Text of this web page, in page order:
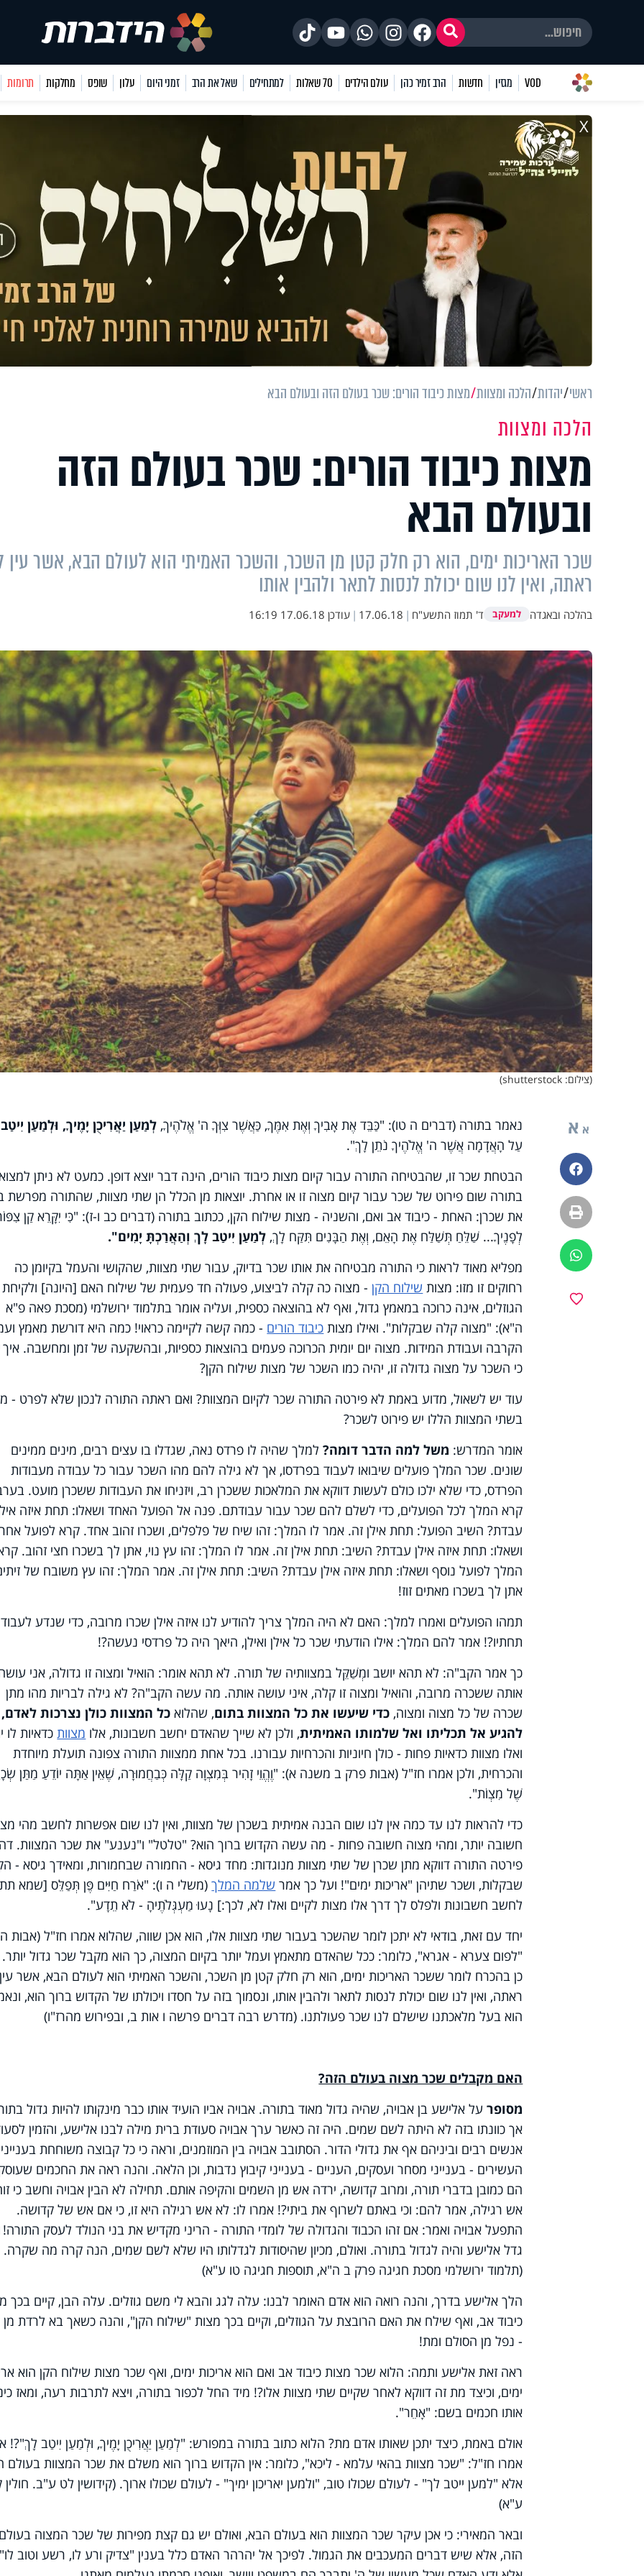
VOD מגזין חדשות הרב זמיר כהן עולם הילדים 70 שאלות למתחילים שאל את הרב זמני היום עלון שופס מחלקות תרומות
X
ראשי יהדות הלכה ומצוות מצות כיבוד הורים: שכר בעולם הזה ובעולם הבא
הלכה ומצוות
מצות כיבוד הורים: שכר בעולם הזה
ובעולם הבא
שכר האריכות ימים, הוא רק חלק קטן מן השכר, והשכר האמיתי הוא לעולם הבא, אשר עין
ראתה, ואין לנו שום יכולת לנסות לתאר ולהבין אותו
בהלכה ובאגדה למעקב ד' תמוז התשע"ח |
17.06.18
| עודכן 17.06.18 16:19
(צילום: shutterstock)
א א
פייסבוק
הדפסה
ווטסאפ
נאמר בתורה (דברים ה טו): "כַּבֵּד אֶת אָבִיךָ וְאֶת אִמֶּךָ, כַּאֲשֶׁר צִוְּךָ ה' אֱלֹהֶיךָ, לְמַעַן יַאֲרִיכֻן יָמֶיךָ, וּלְמַעַן
עַל הָאֲדָמָה אֲשֶׁר ה' אֱלֹהֶיךָ נֹתֵן לָךְ".
הבטחת שכר זו, שהבטיחה התורה עבור קיום מצות כיבוד הורים, הינה דבר יוצא דופן. כמעט לא ניתן
בתורה שום פירוט של שכר עבור קיום מצוה זו או אחרת. יוצאות מן הכלל הן שתי מצוות, שהתורה מפרשת
את שכרן: האחת - כיבוד אב ואם, והשניה - מצות שילוח הקן, ככתוב בתורה (דברים כב ו-ז): "כִּי יִקָּרֵא קַן
לְפָנֶיךָ... שַׁלֵּחַ תְּשַׁלַּח אֶת הָאֵם, וְאֶת הַבָּנִים תִּקַּח לָךְ, לְמַעַן יִיטַב לָךְ וְהַאֲרַכְתָּ יָמִים".
מפליא מאוד לראות כי התורה מבטיחה את אותו שכר בדיוק, עבור שתי מצוות, שהקושי והעמל בקיומן כה
רחוקים זו מזו: מצות שילוח הקן- מצוה כה קלה לביצוע, פעולה חד פעמית של שילוח האם [היונה] ולקיחת
הגוזלים, אינה כרוכה במאמץ גדול, ואף לא בהוצאה כספית, ועליה אומר בתלמוד ירושלמי (מסכת פאה פ"א
ה"א): "מצוה קלה שבקלות". ואילו מצות כיבוד הורים - כמה קשה לקיימה כראוי! כמה היא דורשת מאמץ
הקרבה ועבודת המידות. מצוה יום יומית הכרוכה פעמים בהוצאות כספיות, ובהשקעה של זמן ומחשבה. איך
כי השכר על מצוה גדולה זו, יהיה כמו השכר של מצות שילוח הקן?
עוד יש לשאול, מדוע באמת לא פירטה התורה שכר לקיום המצוות? ואם ראתה התורה לנכון שלא לפרט -
בשתי המצוות הללו יש פירוט לשכר?
אומר המדרש: משל למה הדבר דומה?למלך שהיה לו פרדס נאה, שגדלו בו עצים רבים, מינים ממינים
שונים. שכר המלך פועלים שיבואו לעבוד בפרדסו, אך לא גילה להם מהו השכר עבור כל עבודה מעבודות
הפרדס, כדי שלא ילכו כולם לעשות דווקא את המלאכות ששכרן רב, ויזניחו את העבודות ששכרן מועט.
קרא המלך לכל הפועלים, כדי לשלם להם שכר עבור עבודתם. פנה אל הפועל האחד ושאלו: תחת איזה
עבדת? השיב הפועל: תחת אילן זה. אמר לו המלך: זהו שיח של פלפלים, ושכרו זהוב אחד. קרא לפועל אחר
ושאלו: תחת איזה אילן עבדת? השיב: תחת אילן זה. אמר לו המלך: זהו עץ נוי, אתן לך בשכרו חצי זהוב.
המלך לפועל נוסף ושאלו: תחת איזה אילן עבדת? השיב: תחת אילן זה. אמר המלך: זהו עץ משובח של
אתן לך בשכרו מאתים זוז!
תמהו הפועלים ואמרו למלך: האם לא היה המלך צריך להודיע לנו איזה אילן שכרו מרובה, כדי שנדע לעבוד
תחתיו?! אמר להם המלך: אילו הודעתי שכר כל אילן ואילן, היאך היה כל פרדסי נעשה?!
כך אמר הקב"ה: לא תהא יושב ומְשַׁקֵּל במצוותיה של תורה. לא תהא אומר: הואיל ומצוה זו גדולה, אני
אותה ששכרה מרובה, והואיל ומצוה זו קלה, איני עושה אותה. מה עשה הקב"ה? לא גילה לבריות מהו מתן
שכרה של כל מצוה ומצוה, כדי שיעשו את כל המצוות בתום, שהלוא כל המצוות כולן נצרכות לאדם,
להגיע אל תכליתו ואל שלמותו האמיתית, ולכן לא שייך שהאדם יחשב חשבונות, אלו מצוותכדאיות לו
ואלו מצוות כדאיות פחות - כולן חיוניות והכרחיות עבורנו. בכל אחת ממצוות התורה צפונה תועלת מיוחדת
והכרחית, ולכן אמרו חז"ל (אבות פרק ב משנה א): "וֶהֱוֵי זָהִיר בְּמִצְוָה קַלָּה כְּבַחֲמוּרָה, שֶׁאֵין אַתָּה יוֹדֵעַ מַתַּן
שֶׁל מִצְוֹת".
כדי להראות לנו עד כמה אין לנו שום הבנה אמיתית בשכרן של מצוות, ואין לנו שום אפשרות לחשב מהי
חשובה יותר, ומהי מצוה חשובה פחות - מה עשה הקדוש ברוך הוא? "טלטל" ו"נענע" את שכר המצוות.
פירטה התורה דווקא מתן שכרן של שתי מצוות מנוגדות: מחד גיסא - החמורה שבחמורות, ומאידך גיסא -
שבקלות, ושכר שתיהן "אריכות ימים"! ועל כך אמר שלמה המלך(משלי ה ו): "אֹרַח חַיִּים פֶּן תְּפַלֵּס [שמא
לחשב חשבונות ולפלס לך דרך אלו מצות לקיים ואלו לא, לכך:] נָעוּ מַעְגְּלֹתֶיהָ - לֹא תֵדָע".
יחד עם זאת, בודאי לא יתכן לומר שהשכר בעבור שתי מצוות אלו, הוא אכן שווה, שהלוא אמרו חז"ל (אבות
"לפום צערא - אגרא", כלומר: ככל שהאדם מתאמץ ועמל יותר בקיום המצוה, כך הוא מקבל שכר גדול יותר.
כן בהכרח לומר ששכר האריכות ימים, הוא רק חלק קטן מן השכר, והשכר האמיתי הוא לעולם הבא, אשר
ראתה, ואין לנו שום יכולת לנסות לתאר ולהבין אותו, ונסמוך בזה על חסדו ויכולתו של הקדוש ברוך הוא,
הוא בעל מלאכתנו שישלם לנו שכר פעולתנו. (מדרש רבה דברים פרשה ו אות ב, ובפירוש מהרז"ו)
האם מקבלים שכר מצוה בעולם הזה?
מסופרעל אלישע בן אבויה, שהיה גדול מאוד בתורה. אבויה אביו הועיד אותו כבר מינקותו להיות גדול
אך כוונתו בזה לא היתה לשם שמים. היה זה כאשר ערך אבויה סעודת ברית מילה לבנו אלישע, והזמין
אנשים רבים וביניהם אף את גדולי הדור. הסתובב אבויה בין המוזמנים, וראה כי כל קבוצה משוחחת
העשירים - בענייני מסחר ועסקים, העניים - בענייני קיבוץ נדבות, וכן הלאה. והנה ראה את החכמים
הם כמובן בדברי תורה, ומרוב קדושה, ירדה אש מן השמים והקיפה אותם. תחילה לא הבין אבויה וחשב כי
אש רגילה, אמר להם: וכי באתם לשרוף את ביתי?! אמרו לו: לא אש רגילה היא זו, כי אם אש של קדושה.
התפעל אבויה ואמר: אם זהו הכבוד והגדולה של לומדי התורה - הריני מקדיש את בני הנולד לעסק התורה!
גדל אלישע והיה לגדול בתורה. ואולם, מכיון שהיסודות לגדלותו היו שלא לשם שמים, הנה קרה מה שקרה.
(תלמוד ירושלמי מסכת חגיגה פרק ב ה"א, תוספות חגיגה טו ע"א)
הלך אלישע בדרך, והנה רואה הוא אדם האומר לבנו: עלה לגג והבא לי משם גוזלים. עלה הבן, קיים בכך
כיבוד אב, ואף שילח את האם הרובצת על הגוזלים, וקיים בכך מצות "שילוח הקן", והנה כשאך בא לרדת
- נפל מן הסולם ומת!
ראה זאת אלישע ותמה: הלוא שכר מצות כיבוד אב ואם הוא אריכות ימים, ואף שכר מצות שילוח הקן הוא
ימים, וכיצד מת זה דווקא לאחר שקיים שתי מצוות אלו?! מיד החל לכפור בתורה, ויצא לתרבות רעה, ומאז
אותו חכמים בשם: "אָחֵר".
אולם באמת, כיצד יתכן שאותו אדם מת? הלוא כתוב בתורה במפורש: "לְמַעַן יַאֲרִיכֻן יָמֶיךָ, וּלְמַעַן יִיטַב לָךְ"?!
אמרו חז"ל: "שכר מצוות בהאי עלמא - ליכא", כלומר: אין הקדוש ברוך הוא משלם את שכר המצוות בעולם
אלא "למען ייטב לך" - לעולם שכולו טוב, "ולמען יאריכון ימיך" - לעולם שכולו ארוך. (קידושין לט ע"ב.
ע"א)
ובאר המאירי: כי אכן עיקר שכר המצוות הוא בעולם הבא, ואולם יש גם קצת מפירות של שכר המצוה בעולם
הזה, אלא שיש דברים המעכבים את הגמול. לפיכך אל יהרהר האדם כלל בענין "צדיק ורע לו, רשע וטוב